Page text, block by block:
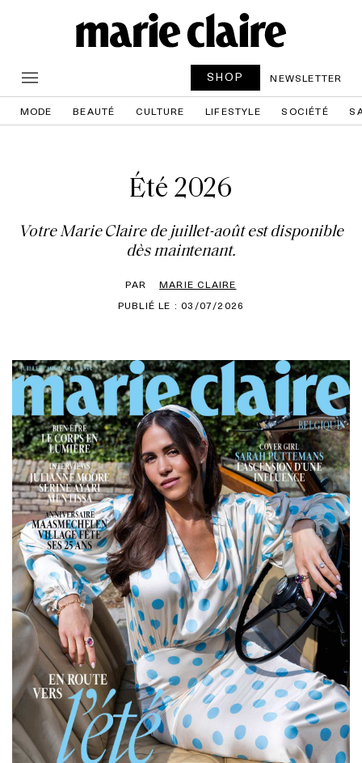
SHOP NEWSLETTER
MODE BEAUTÉ CULTURE LIFESTYLE SOCIÉTÉ
Été 2026
Votre Marie Claire de juillet-août est disponible
dès maintenant.
PAR
MARIE CLAIRE
PUBLIÉ LE : 03/07/2026